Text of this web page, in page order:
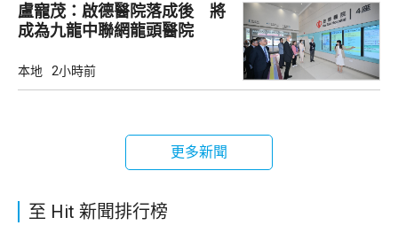
盧寵茂：啟德醫院落成後 將
成為九龍中聯網龍頭醫院
本地 2小時前
更多新聞
至 Hit 新聞排行榜